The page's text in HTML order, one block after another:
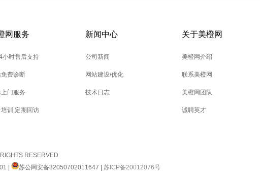
网服务
小时售后支持
免费诊断
门服务
培训,定期回访
新闻中心
公司新闻
网站建设/优化
技术日志
关于美橙网
美橙网介绍
联系美橙网
美橙网团队
诚聘英才
RESERVED
|
苏公网安备32050702011647 | 苏ICP备20012076号